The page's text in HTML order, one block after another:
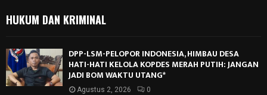
HUKUM DAN KRIMINAL
DPP-LSM-PELOPOR INDONESIA, HIMBAU DESA
HATI-HATI KELOLA KOPDES MERAH PUTIH: JANGAN
JADI BOM WAKTU UTANG*
Agustus 2, 2026 0